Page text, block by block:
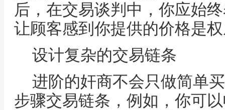
后，在交易谈判中，你应始
让顾客感到你提供的价格是
设计复杂的交易链条
进阶的奸商不会只做简单
步骤交易链条，例如，你可